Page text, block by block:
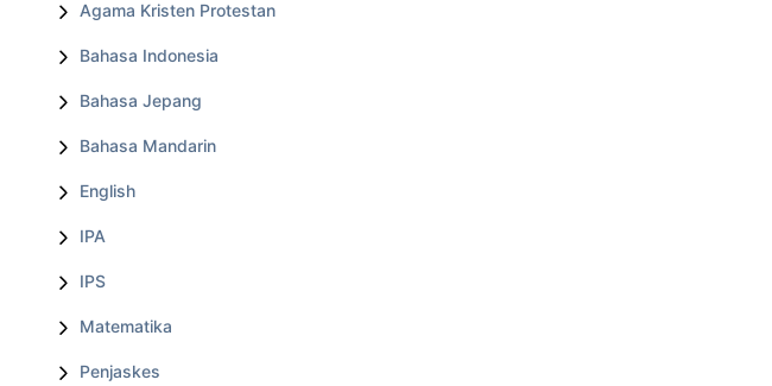
Agama Kristen Protestan
Bahasa Indonesia
Bahasa Jepang
Bahasa Mandarin
English
IPA
IPS
Matematika
Penjaskes